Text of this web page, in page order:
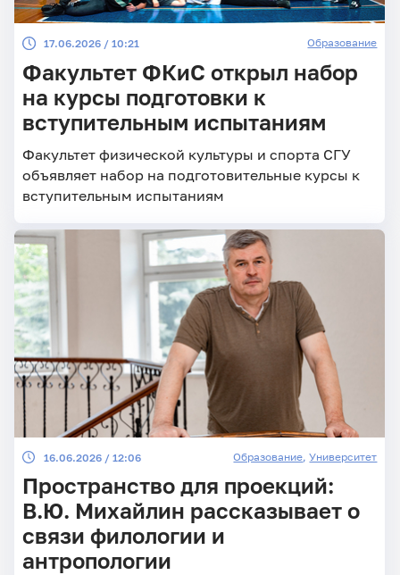
17.06.2026 / 10:21 Образование
Факультет ФКиС открыл набор
на курсы подготовки к
вступительным испытаниям
Факультет физической культуры и спорта СГУ
объявляет набор на подготовительные курсы к
вступительным испытаниям
16.06.2026 / 12:06 Образование,Университет
Пространство для проекций:
В.Ю. Михайлин рассказывает о
связи филологии и
антропологии